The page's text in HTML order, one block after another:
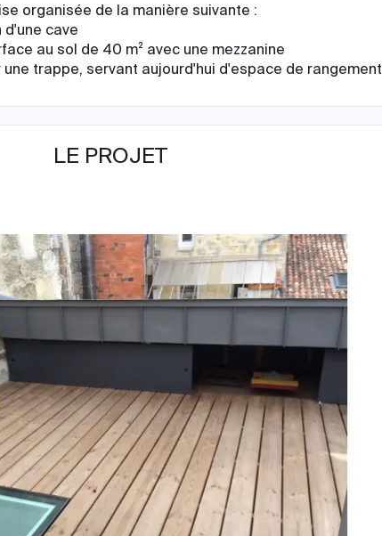
organisée de la manière suivante :
d'une cave
au sol de 40 m² avec une mezzanine
trappe, servant aujourd'hui d'espace de rangement
LE PROJET